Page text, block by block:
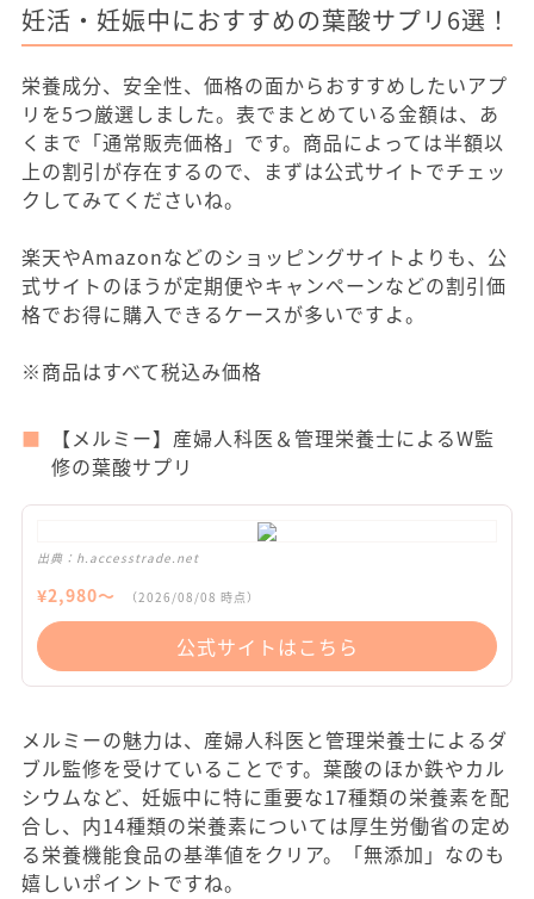
妊活・妊娠中におすすめの葉酸サプリ6選！
栄養成分、安全性、価格の面からおすすめしたいアプ
リを5つ厳選しました。表でまとめている金額は、あ
くまで「通常販売価格」です。商品によっては半額以
上の割引が存在するので、まずは公式サイトでチェッ
クしてみてくださいね。
楽天やAmazonなどのショッピングサイトよりも、公
式サイトのほうが定期便やキャンペーンなどの割引価
格でお得に購入できるケースが多いですよ。
※商品はすべて税込み価格
【メルミー】産婦人科医＆管理栄養士によるW監
修の葉酸サプリ
出典： h.accesstrade.net
¥2,980〜 （2026/08/08 時点）
公式サイトはこちら
メルミーの魅力は、産婦人科医と管理栄養士によるダ
ブル監修を受けていることです。葉酸のほか鉄やカル
シウムなど、妊娠中に特に重要な17種類の栄養素を配
合し、内14種類の栄養素については厚生労働省の定め
る栄養機能食品の基準値をクリア。「無添加」なのも
嬉しいポイントですね。